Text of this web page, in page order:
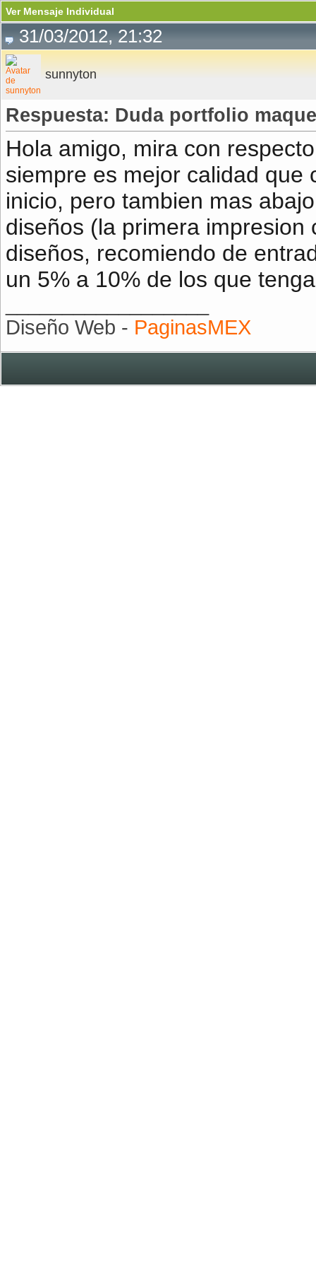
Ver Mensaje Individual
31/03/2012, 21:32
sunnyton
Respuesta: Duda portfolio
Hola amigo, mira con
siempre es mejor calidad que
inicio, pero tambien mas
diseños (la primera
diseños, recomiendo de
un 5% a 10% de los que
Diseño Web - PaginasMEX